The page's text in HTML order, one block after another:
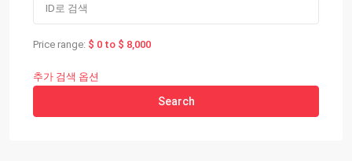
Price range: $ 0 to $ 8,000
추가 검색 옵션
Search